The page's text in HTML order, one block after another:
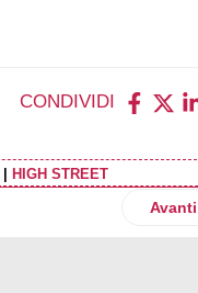
CONDIVIDI
HIGH STREET
Avanti